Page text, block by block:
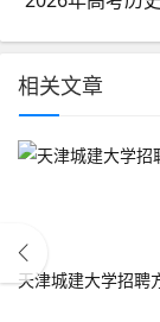
相关文章
天津城建大学招聘